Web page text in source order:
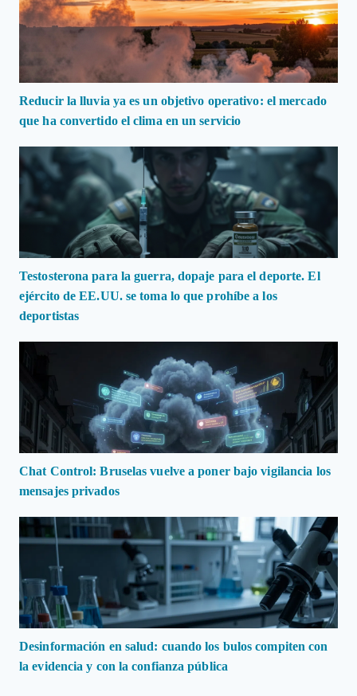
Reducir la lluvia ya es un objetivo operativo: el mercado
que ha convertido el clima en un servicio
Testosterona para la guerra, dopaje para el deporte. El
ejército de EE.UU. se toma lo que prohíbe a los
deportistas
Chat Control: Bruselas vuelve a poner bajo vigilancia los
mensajes privados
Desinformación en salud: cuando los bulos compiten con
la evidencia y con la confianza pública